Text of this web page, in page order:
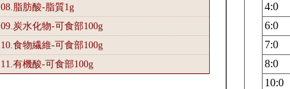
08.脂肪酸-脂質1g
09.炭水化物-可食部100g
10.食物繊維-可食部100g
11.有機酸-可食部100g
4:0
6:0
7:0
8:0
10:0